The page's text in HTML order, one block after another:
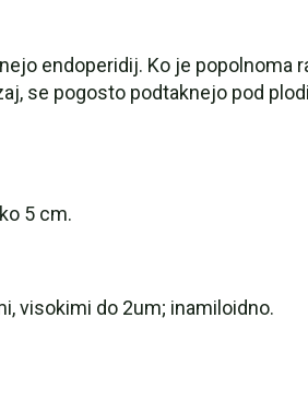
endoperidij. Ko je popolnoma
se pogosto podtaknejo pod
5 cm.
visokimi do 2um; inamiloidno.